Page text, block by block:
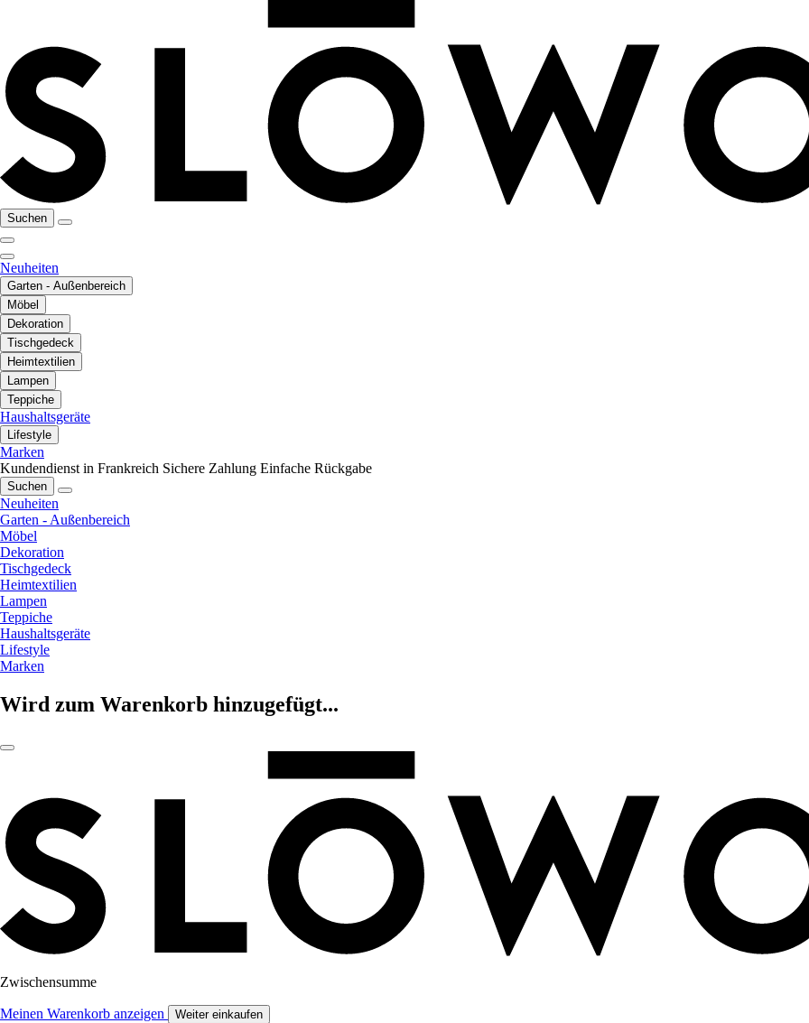
Suchen
Neuheiten
Garten - Außenbereich
Möbel
Dekoration
Tischgedeck
Heimtextilien
Lampen
Teppiche
Haushaltsgeräte
Lifestyle
Marken
Kundendienst in Frankreich Sichere Zahlung Einfache Rückgabe
Suchen
Neuheiten
Garten - Außenbereich
Möbel
Dekoration
Tischgedeck
Heimtextilien
Lampen
Teppiche
Haushaltsgeräte
Lifestyle
Marken
Wird zum Warenkorb hinzugefügt...
Zwischensumme
Meinen Warenkorb anzeigen Weiter einkaufen